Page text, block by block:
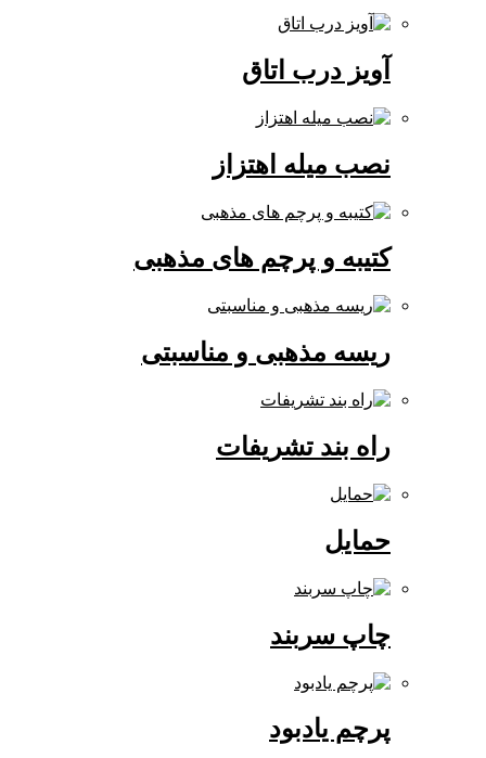
آویز درب اتاق
نصب میله اهتزاز
کتیبه و پرچم های مذهبی
ریسه مذهبی و مناسبتی
راه بند تشریفات
چاپ سربند
پرچم یادبود